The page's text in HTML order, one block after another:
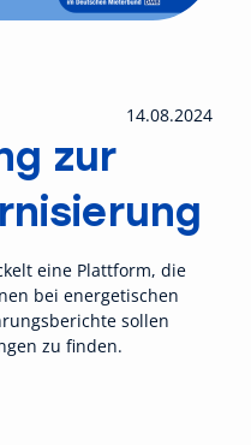
14.08.2024
zur
eine Plattform, die
bei energetischen
sollen
zu finden.